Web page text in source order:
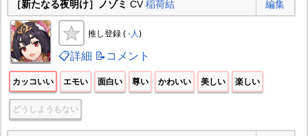
［新たなる夜明け］ノゾミ CV稲荷結 編集
推し登録 ( -人 )
📋詳細 📝コメント
カッコいい エモい 面白い 尊い かわいい 美しい 楽しい
どうしようもない